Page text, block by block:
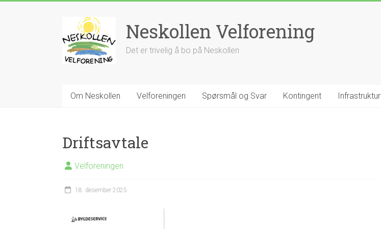
Neskollen Velforening
Det er trivelig å bo på Neskollen
Om Neskollen Velforeningen Spørsmål og Svar Kontingent Infrastruktur
Driftsavtale
Velforeningen
18. desember 2025